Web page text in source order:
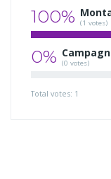
100% (1 votes)
0% (0 votes)
Total votes: 1